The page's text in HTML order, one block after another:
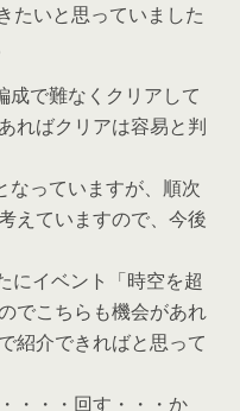
たいと思っていました
で難なくクリアして
ればクリアは容易と判
なっていますが、順次
えていますので、今後
にイベント「時空を超
でこちらも機会があれ
紹介できればと思って
・・・回す・・・か